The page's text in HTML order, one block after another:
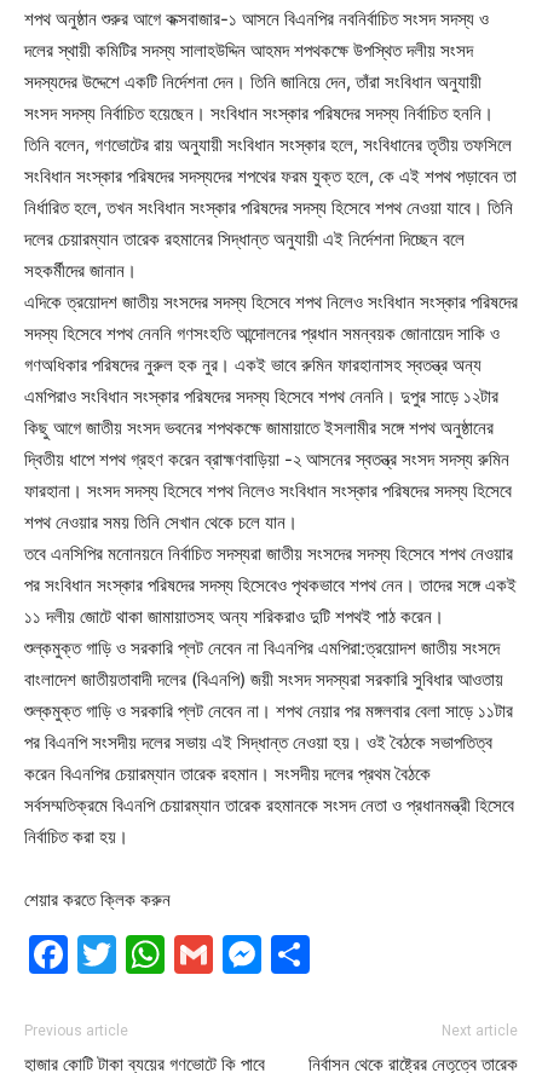
শপথ অনুষ্ঠান শুরুর আগে কক্সবাজার-১ আসনে বিএনপির নবনির্বাচিত সংসদ সদস্য ও
দলের স্থায়ী কমিটির সদস্য সালাহউদ্দিন আহমদ শপথকক্ষে উপস্থিত দলীয় সংসদ
সদস্যদের উদ্দেশে একটি নির্দেশনা দেন। তিনি জানিয়ে দেন, তাঁরা সংবিধান অনুযায়ী
সংসদ সদস্য নির্বাচিত হয়েছেন। সংবিধান সংস্কার পরিষদের সদস্য নির্বাচিত হননি।
তিনি বলেন, গণভোটের রায় অনুযায়ী সংবিধান সংস্কার হলে, সংবিধানের তৃতীয় তফসিলে
সংবিধান সংস্কার পরিষদের সদস্যদের শপথের ফরম যুক্ত হলে, কে এই শপথ পড়াবেন তা
নির্ধারিত হলে, তখন সংবিধান সংস্কার পরিষদের সদস্য হিসেবে শপথ নেওয়া যাবে। তিনি
দলের চেয়ারম্যান তারেক রহমানের সিদ্ধান্ত অনুযায়ী এই নির্দেশনা দিচ্ছেন বলে
সহকর্মীদের জানান।
এদিকে ত্রয়োদশ জাতীয় সংসদের সদস্য হিসেবে শপথ নিলেও সংবিধান সংস্কার পরিষদের
সদস্য হিসেবে শপথ নেননি গণসংহতি আন্দোলনের প্রধান সমন্বয়ক জোনায়েদ সাকি ও
গণঅধিকার পরিষদের নুরুল হক নুর। একই ভাবে রুমিন ফারহানাসহ স্বতন্ত্র অন্য
এমপিরাও সংবিধান সংস্কার পরিষদের সদস্য হিসেবে শপথ নেননি। দুপুর সাড়ে ১২টার
কিছু আগে জাতীয় সংসদ ভবনের শপথকক্ষে জামায়াতে ইসলামীর সঙ্গে শপথ অনুষ্ঠানের
দ্বিতীয় ধাপে শপথ গ্রহণ করেন ব্রাহ্মণবাড়িয়া -২ আসনের স্বতন্ত্র সংসদ সদস্য রুমিন
ফারহানা। সংসদ সদস্য হিসেবে শপথ নিলেও সংবিধান সংস্কার পরিষদের সদস্য হিসেবে
শপথ নেওয়ার সময় তিনি সেখান থেকে চলে যান।
তবে এনসিপির মনোনয়নে নির্বাচিত সদস্যরা জাতীয় সংসদের সদস্য হিসেবে শপথ নেওয়ার
পর সংবিধান সংস্কার পরিষদের সদস্য হিসেবেও পৃথকভাবে শপথ নেন। তাদের সঙ্গে একই
১১ দলীয় জোটে থাকা জামায়াতসহ অন্য শরিকরাও দুটি শপথই পাঠ করেন।
শুল্কমুক্ত গাড়ি ও সরকারি প্লট নেবেন না বিএনপির এমপিরা:ত্রয়োদশ জাতীয় সংসদে
বাংলাদেশ জাতীয়তাবাদী দলের (বিএনপি) জয়ী সংসদ সদস্যরা সরকারি সুবিধার আওতায়
শুল্কমুক্ত গাড়ি ও সরকারি প্লট নেবেন না। শপথ নেয়ার পর মঙ্গলবার বেলা সাড়ে ১১টার
পর বিএনপি সংসদীয় দলের সভায় এই সিদ্ধান্ত নেওয়া হয়। ওই বৈঠকে সভাপতিত্ব
করেন বিএনপির চেয়ারম্যান তারেক রহমান। সংসদীয় দলের প্রথম বৈঠকে
সর্বসম্মতিক্রমে বিএনপি চেয়ারম্যান তারেক রহমানকে সংসদ নেতা ও প্রধানমন্ত্রী হিসেবে
নির্বাচিত করা হয়।
শেয়ার করতে ক্লিক করুন
Facebook
Twitter
WhatsApp
GmailMessenger
Previous article
হাজার কোটি টাকা ব্যয়ের গণভোটে কি পাবে
Next article
নির্বাসন থেকে রাষ্ট্রের নেতৃত্বে তারেক